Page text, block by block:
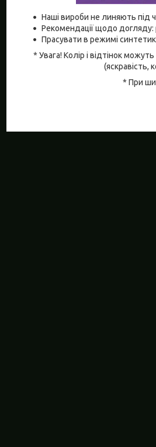
Наші вироби не линяють під
Рекомендації щодо догляду:
Прасувати в режимі
* Увага! Колір і відтінок
(яскравість,
* При